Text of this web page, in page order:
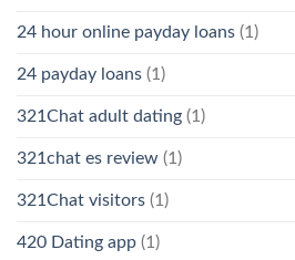
24 hour online payday loans (1)
24 payday loans (1)
321Chat adult dating (1)
321chat es review (1)
321Chat visitors (1)
420 Dating app (1)